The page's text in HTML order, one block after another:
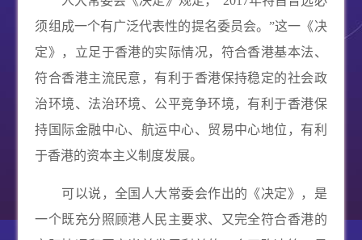
须组成一个有广泛代表性的提名委员会。”这一《决
定》，立足于香港的实际情况，符合香港基本法、
符合香港主流民意，有利于香港保持稳定的社会政
治环境、法治环境、公平竞争环境，有利于香港保
持国际金融中心、航运中心、贸易中心地位，有利
于香港的资本主义制度发展。
可以说，全国人大常委会作出的《决定》，是
一个既充分照顾港人民主要求、又完全符合香港的